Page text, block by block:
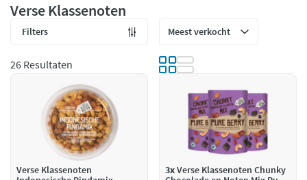
Betaal met Klarna
Verse Klassenoten
Filters
26 Resultaten
Verse Klassenoten
3xVerse Klassenoten Chunky